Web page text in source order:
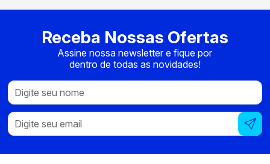
Receba Nossas Ofertas
Assine nossa newsletter e fique por
dentro de todas as novidades!